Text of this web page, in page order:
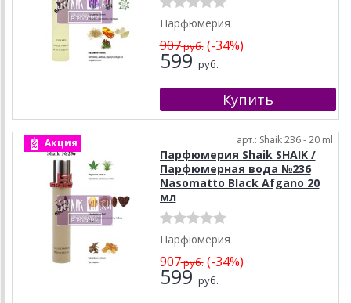
Парфюмерия
907руб.(-34%)
599 руб.
Акция арт.: Shaik 236 - 20 ml
Парфюмерия Shaik SHAIK /
Парфюмерная вода №236
Nasomatto Black Afgano 20
мл
Парфюмерия
907руб.(-34%)
599 руб.